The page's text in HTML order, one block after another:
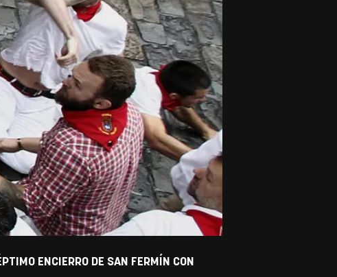
ENCIERRO DE SAN FERMÍN CON